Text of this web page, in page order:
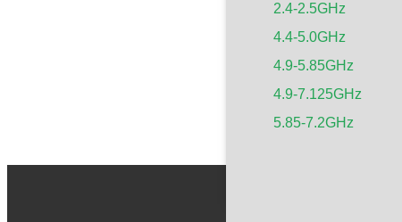
2.4-2.5GHz
4.4-5.0GHz
4.9-5.85GHz
4.9-7.125GHz
5.85-7.2GHz